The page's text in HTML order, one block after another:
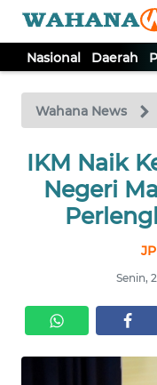
Nasional Daerah
Wahana News
IKM Naik
Negeri
Senin,
TV
Tutup
NASIONAL
DAERAH
KRIMINAL
EKUIN